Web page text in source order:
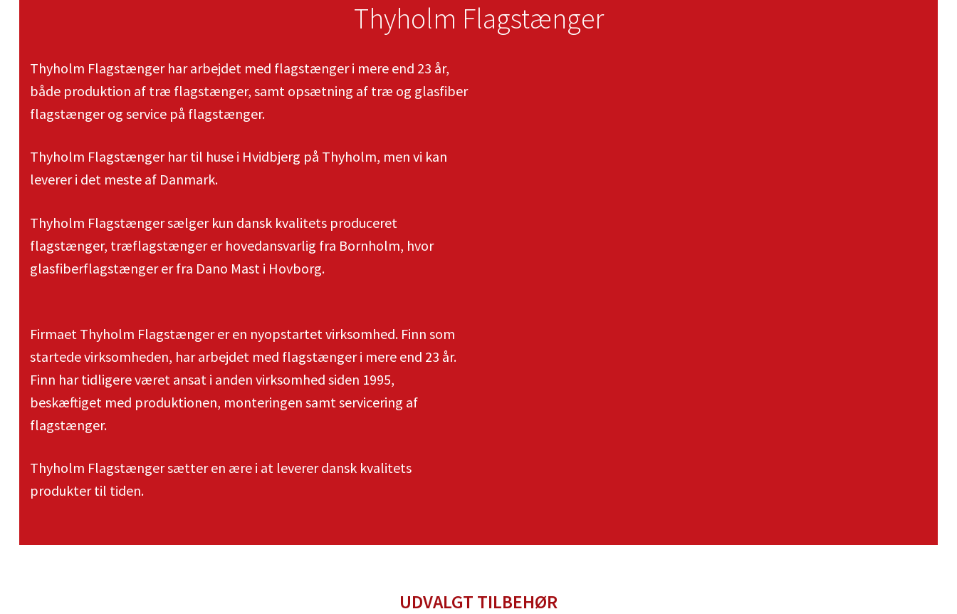
Thyholm Flagstænger
Thyholm Flagstænger har arbejdet med flagstænger i mere end 23 år,
både produktion af træ flagstænger, samt opsætning af træ og glasfiber
flagstænger og service på flagstænger.
Thyholm Flagstænger har til huse i Hvidbjerg på Thyholm, men vi kan
leverer i det meste af Danmark.
Thyholm Flagstænger sælger kun dansk kvalitets produceret
flagstænger, træflagstænger er hovedansvarlig fra Bornholm, hvor
glasfiberflagstænger er fra Dano Mast i Hovborg.
Firmaet Thyholm Flagstænger er en nyopstartet virksomhed. Finn som
startede virksomheden, har arbejdet med flagstænger i mere end 23 år.
Finn har tidligere været ansat i anden virksomhed siden 1995,
beskæftiget med produktionen, monteringen samt servicering af
flagstænger.
Thyholm Flagstænger sætter en ære i at leverer dansk kvalitets
produkter til tiden.
UDVALGT TILBEHØR